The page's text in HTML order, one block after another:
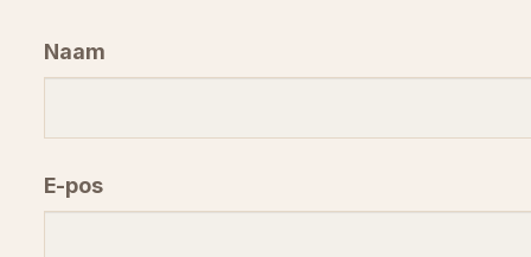
Naam
E-pos